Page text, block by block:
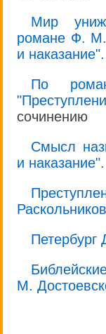
Мир
романе Ф. М.
и наказание".
По
сочинению
Смысл
и наказание".
Петербург
М.